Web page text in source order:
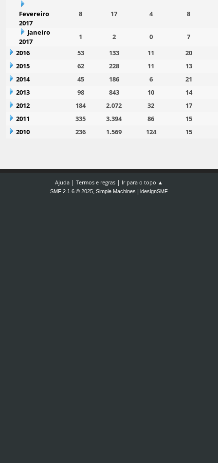
Fevereiro
2017
8 17 4 8
Janeiro
2017
1 2 0
7
2016
53 133 11
20
2015
62 228 11
13
2014
45 186 6
21
2013
98 843 10
14
2012
184 2.072 32
17
2011
335 3.394 86
15
2010
236 1.569 124 15
Ajuda | Termos e regras | Ir para o topo ▲
SMF 2.1.6 © 2025, Simple Machines idesignSMF